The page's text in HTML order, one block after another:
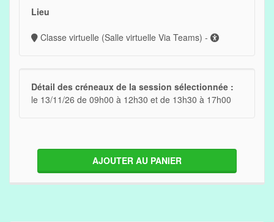
Lieu
Classe virtuelle (Salle virtuelle Via Teams) -
Détail des créneaux de la session sélectionnée :
le 13/11/26 de 09h00 à 12h30 et de 13h30 à 17h00
AJOUTER AU PANIER